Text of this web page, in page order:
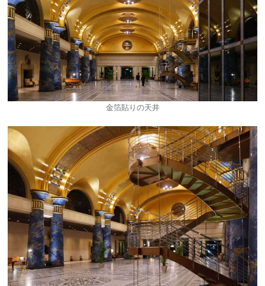
金箔貼りの天井